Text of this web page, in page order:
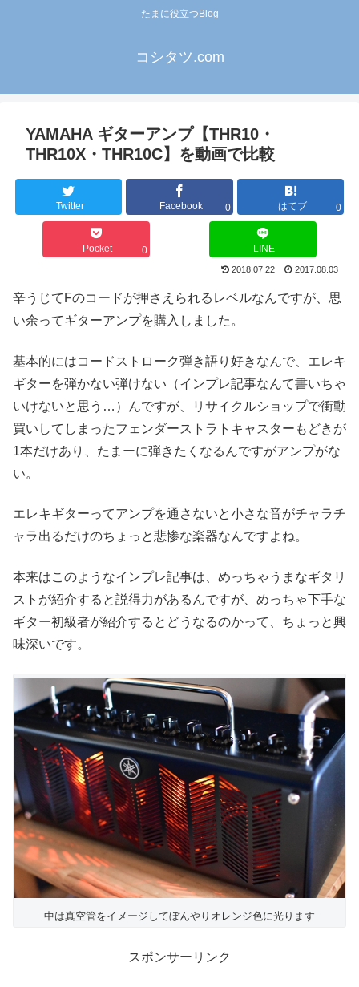
たまに役立つBlog
コシタツ.com
YAMAHA ギターアンプ【THR10・
THR10X・THR10C】を動画で比較
Twitter Facebook 0 はてブ 0
Pocket 0 LINE
2018.07.22 2017.08.03
辛うじてFのコードが押さえられるレベルなんですが、思
い余ってギターアンプを購入しました。
基本的にはコードストローク弾き語り好きなんで、エレキ
ギターを弾かない弾けない（インプレ記事なんて書いちゃ
いけないと思う…）んですが、リサイクルショップで衝動
買いしてしまったフェンダーストラトキャスターもどきが
1本だけあり、たまーに弾きたくなるんですがアンプがな
い。
エレキギターってアンプを通さないと小さな音がチャラチ
ャラ出るだけのちょっと悲惨な楽器なんですよね。
本来はこのようなインプレ記事は、めっちゃうまなギタリ
ストが紹介すると説得力があるんですが、めっちゃ下手な
ギター初級者が紹介するとどうなるのかって、ちょっと興
味深いです。
中は真空管をイメージしてぼんやりオレンジ色に光ります
スポンサーリンク